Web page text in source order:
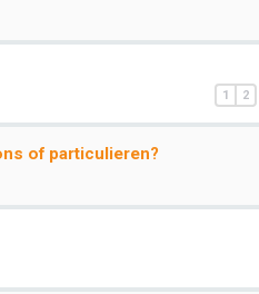
1 2
of particulieren?